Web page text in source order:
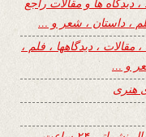
، داستان ، شعر و …
مقالات ، دیدگاهها ، فلم ،
و …
هنری